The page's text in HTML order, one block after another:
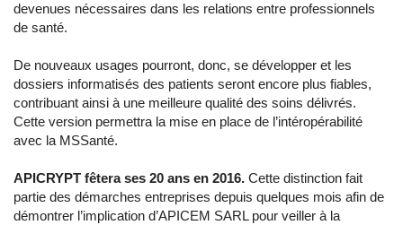
devenues nécessaires dans les relations entre professionnels
de santé.
De nouveaux usages pourront, donc, se développer et les
dossiers informatisés des patients seront encore plus fiables,
contribuant ainsi à une meilleure qualité des soins délivrés.
Cette version permettra la mise en place de l’intéropérabilité
avec la MSSanté.
APICRYPT fêtera ses 20 ans en 2016. Cette distinction fait
partie des démarches entreprises depuis quelques mois afin de
démontrer l’implication d’APICEM SARL pour veiller à la